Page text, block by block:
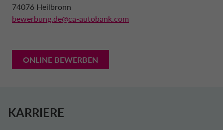
KARRIERE
74076 Heilbronn
bewerbung.de@ca-autobank.com
ONLINE BEWERBEN